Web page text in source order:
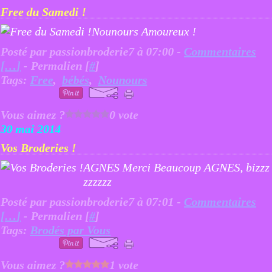
Free du Samedi !
Nounours Amoureux !
Posté par passionbroderie7 à 07:00 - Commentaires
[…] - Permalien [#]
Tags: Free, bébés, Nounours
Vous aimez ?
0 vote
30 mai 2014
Vos Broderies !
AGNES Merci Beaucoup AGNES, bizzz
zzzzzz
Posté par passionbroderie7 à 07:01 - Commentaires
[…] - Permalien [#]
Tags: Brodés par Vous
Vous aimez ?
1 vote